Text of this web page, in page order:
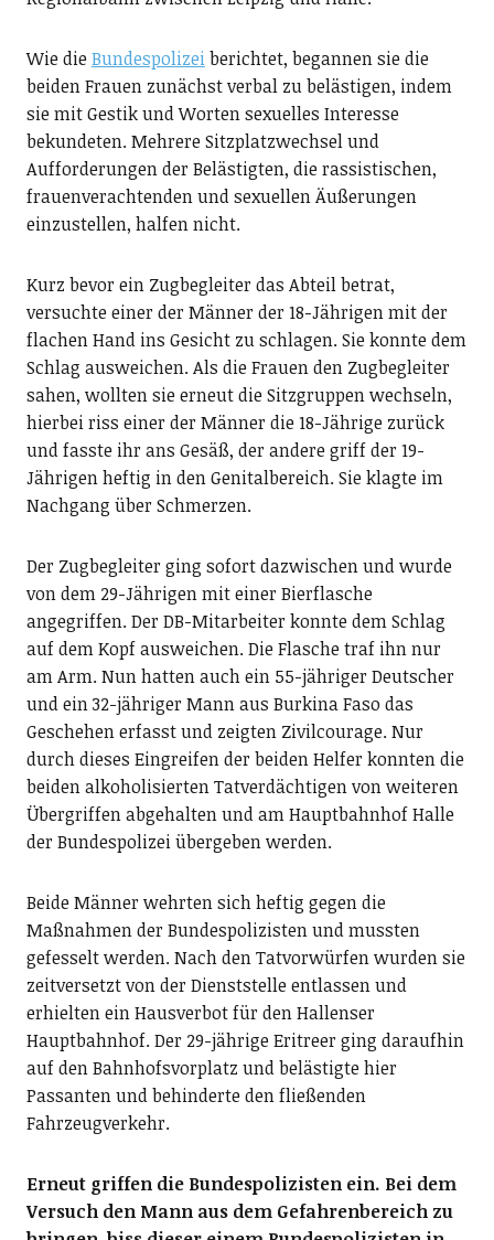
Wie dieBundespolizeiberichtet, begannen sie die
beiden Frauen zunächst verbal zu belästigen, indem
sie mit Gestik und Worten sexuelles Interesse
bekundeten. Mehrere Sitzplatzwechsel und
Aufforderungen der Belästigten, die rassistischen,
frauenverachtenden und sexuellen Äußerungen
einzustellen, halfen nicht.
Kurz bevor ein Zugbegleiter das Abteil betrat,
versuchte einer der Männer der 18-Jährigen mit der
flachen Hand ins Gesicht zu schlagen. Sie konnte dem
Schlag ausweichen. Als die Frauen den Zugbegleiter
sahen, wollten sie erneut die Sitzgruppen wechseln,
hierbei riss einer der Männer die 18-Jährige zurück
und fasste ihr ans Gesäß, der andere griff der 19-
Jährigen heftig in den Genitalbereich. Sie klagte im
Nachgang über Schmerzen.
Der Zugbegleiter ging sofort dazwischen und wurde
von dem 29-Jährigen mit einer Bierflasche
angegriffen. Der DB-Mitarbeiter konnte dem Schlag
auf dem Kopf ausweichen. Die Flasche traf ihn nur
am Arm. Nun hatten auch ein 55-jähriger Deutscher
und ein 32-jähriger Mann aus Burkina Faso das
Geschehen erfasst und zeigten Zivilcourage. Nur
durch dieses Eingreifen der beiden Helfer konnten die
beiden alkoholisierten Tatverdächtigen von weiteren
Übergriffen abgehalten und am Hauptbahnhof Halle
der Bundespolizei übergeben werden.
Beide Männer wehrten sich heftig gegen die
Maßnahmen der Bundespolizisten und mussten
gefesselt werden. Nach den Tatvorwürfen wurden sie
zeitversetzt von der Dienststelle entlassen und
erhielten ein Hausverbot für den Hallenser
Hauptbahnhof. Der 29-jährige Eritreer ging daraufhin
auf den Bahnhofsvorplatz und belästigte hier
Passanten und behinderte den fließenden
Fahrzeugverkehr.
Erneut griffen die Bundespolizisten ein. Bei dem
Versuch den Mann aus dem Gefahrenbereich zu